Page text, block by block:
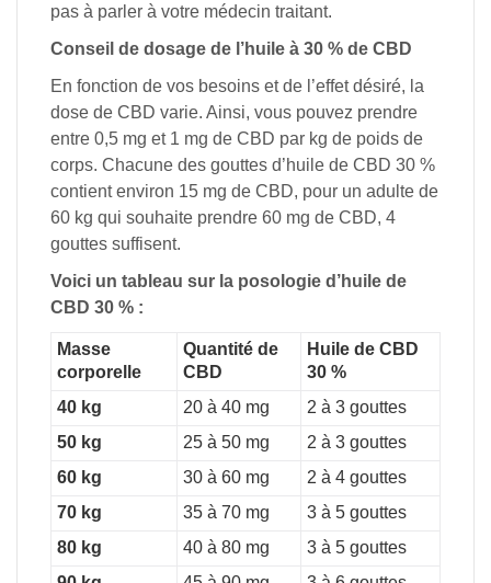
pas à parler à votre médecin traitant.
Conseil de dosage de l’huile à 30 % de CBD
En fonction de vos besoins et de l’effet désiré, la
dose de CBD varie. Ainsi, vous pouvez prendre
entre 0,5 mg et 1 mg de CBD par kg de poids de
corps. Chacune des gouttes d’huile de CBD 30 %
contient environ 15 mg de CBD, pour un adulte de
60 kg qui souhaite prendre 60 mg de CBD, 4
gouttes suffisent.
Voici un tableau sur la posologie d’huile de
CBD 30 % :
Masse
corporelle
Quantité de
CBD
Huile de CBD
30 %
40 kg
20 à 40 mg
2 à 3 gouttes
50 kg
25 à 50 mg
2 à 3 gouttes
60 kg
30 à 60 mg
2 à 4 gouttes
70 kg
35 à 70 mg
3 à 5 gouttes
80 kg
40 à 80 mg
3 à 5 gouttes